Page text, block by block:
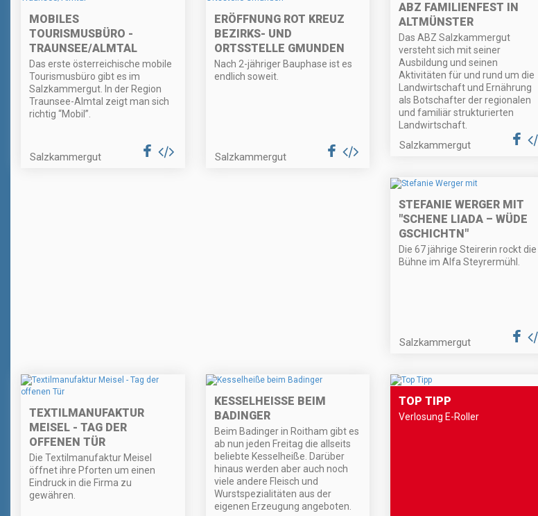
MOBILES
TOURISMUSBÜRO -
TRAUNSEE/ALMTAL
Das erste österreichische mobile
Tourismusbüro gibt es im
Salzkammergut. In der Region
Traunsee-Almtal zeigt man sich
richtig “Mobil”.
Salzkammergut
ERÖFFNUNG ROT KREUZ
BEZIRKS- UND
ORTSSTELLE GMUNDEN
Nach 2-jähriger Bauphase ist es
endlich soweit.
Salzkammergut
ABZ FAMILIENFEST IN
ALTMÜNSTER
Das ABZ Salzkammergut
versteht sich mit seiner
Ausbildung und seinen
Aktivitäten für und rund um die
Landwirtschaft und Ernährung
als Botschafter der regionalen
und familiär strukturierten
Landwirtschaft.
Salzkammergut
STEFANIE WERGER MIT
"SCHENE LIADA – WÜDE
GSCHICHTN"
Die 67 jährige Steirerin rockt die
Bühne im Alfa Steyrermühl.
Salzkammergut
TEXTILMANUFAKTUR
MEISEL - TAG DER
OFFENEN TÜR
Die Textilmanufaktur Meisel
öffnet ihre Pforten um einen
Eindruck in die Firma zu
gewähren.
KESSELHEISSE BEIM B
ADINGER
Beim Badinger in Roitham gibt es
ab nun jeden Freitag die allseits
beliebte Kesselheiße. Darüber
hinaus werden aber auch noch
viele andere Fleisch und
Wurstspezialitäten aus der
eigenen Erzeugung angeboten.
TOP TIPP
Verlosung E-Roller